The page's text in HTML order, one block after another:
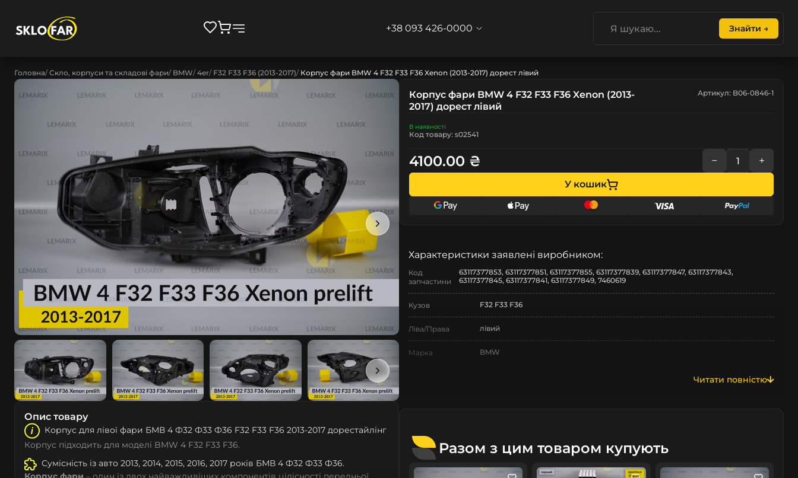
+38 093 426-0000 Знайти →
Головна Скло, корпуси та складові фари BMW 4er F32 F33 F36 (2013-2017) Корпус фари BMW 4 F32 F33 F36 Xenon (2013-2017) дорест лівий
Опис товару
Корпус для лівої фари БМВ 4 Ф32 Ф33 Ф36 F32 F33 F36 2013-2017 дорестайлінг
Корпус підходить для моделі BMW 4 F32 F33 F36.
Сумісність із авто 2013, 2014, 2015, 2016, 2017 років БМВ 4 Ф32 Ф33 Ф36.
Корпус фари BMW 4 F32 F33 F36 Xenon (2013-
2017) дорест лівий
Артикул: B06-0846-1
В наявності
Код товару: s02541
4100.00 ₴ − +
У кошик
Характеристики заявлені виробником:
Код
запчастини
63117377853, 63117377851, 63117377855, 63117377839, 63117377847, 63117377843,
63117377845, 63117377841, 63117377849, 7460619
Кузов F32 F33 F36
Ліва/Права лівий
Марка BMW
Покоління VI покоління
Рік випуску 2013-2017
Читати повністю
Разом з цим товаром купують